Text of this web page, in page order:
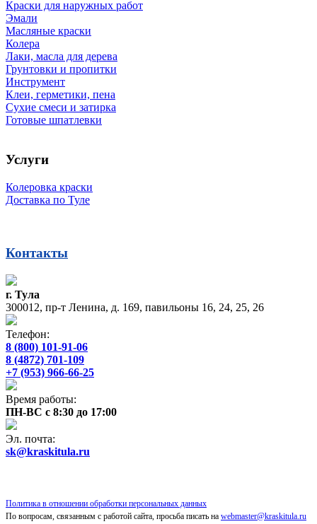
Краски для наружных работ
Эмали
Масляные краски
Колера
Лаки, масла для дерева
Грунтовки и пропитки
Инструмент
Клеи, герметики, пена
Сухие смеси и затирка
Готовые шпатлевки
Услуги
Колеровка краски
Доставка по Туле
Контакты
г. Тула
300012, пр-т Ленина, д. 169, павильоны 16, 24, 25, 26
Телефон:
8 (800) 101-91-06
8 (4872) 701-109
+7 (953) 966-66-25
Время работы:
ПН-ВС с 8:30 до 17:00
Эл. почта:
sk@kraskitula.ru
Политика в отношении обработки персональных данных
По вопросам, связанным с работой сайта, просьба писать на webmaster@kraskitula.ru